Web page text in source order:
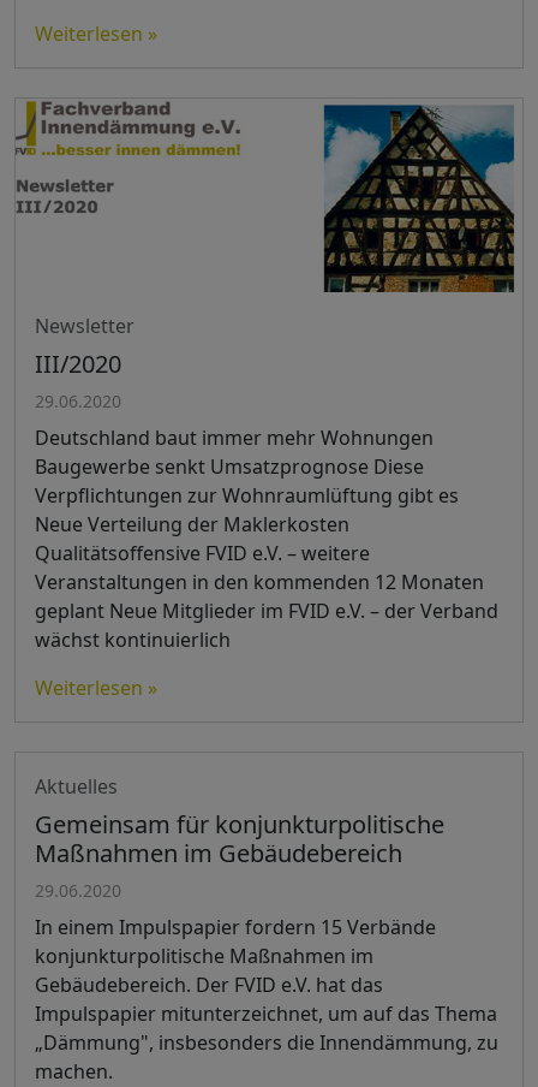
Weiterlesen »
Newsletter
III/2020
29.06.2020
Deutschland baut immer mehr Wohnungen
Baugewerbe senkt Umsatzprognose Diese
Verpflichtungen zur Wohnraumlüftung gibt es
Neue Verteilung der Maklerkosten
Qualitätsoffensive FVID e.V. – weitere
Veranstaltungen in den kommenden 12 Monaten
geplant Neue Mitglieder im FVID e.V. – der Verband
wächst kontinuierlich
Weiterlesen »
Aktuelles
Gemeinsam für konjunkturpolitische
Maßnahmen im Gebäudebereich
29.06.2020
In einem Impulspapier fordern 15 Verbände
konjunkturpolitische Maßnahmen im
Gebäudebereich. Der FVID e.V. hat das
Impulspapier mitunterzeichnet, um auf das Thema
„Dämmung", insbesonders die Innendämmung, zu
machen.